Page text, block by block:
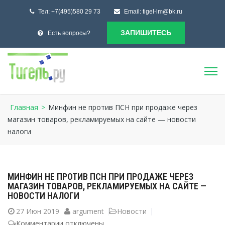
Тел: +7(495)580 29 73 Email: tigel-lm@bk.ru
Есть вопросы? ЗАПИШИТЕСЬ
Главная > Минфин не против ПСН при продаже через
магазин товаров, рекламируемых на сайте — новости
налоги
МИНФИН НЕ ПРОТИВ ПСН ПРИ ПРОДАЖЕ ЧЕРЕЗ
МАГАЗИН ТОВАРОВ, РЕКЛАМИРУЕМЫХ НА САЙТЕ —
НОВОСТИ НАЛОГИ
27 Июн 2019 argument
Новости